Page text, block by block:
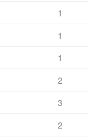
1
1
1
2
3
2